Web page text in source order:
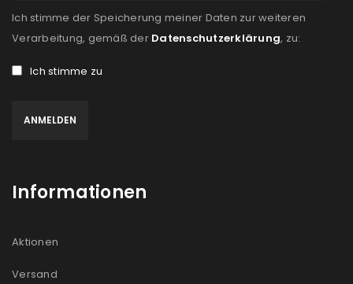
Ich stimme der Speicherung meiner Daten zur weiteren
Verarbeitung, gemäß der Datenschutzerklärung, zu:
Ich stimme zu
Informationen
Aktionen
Versand